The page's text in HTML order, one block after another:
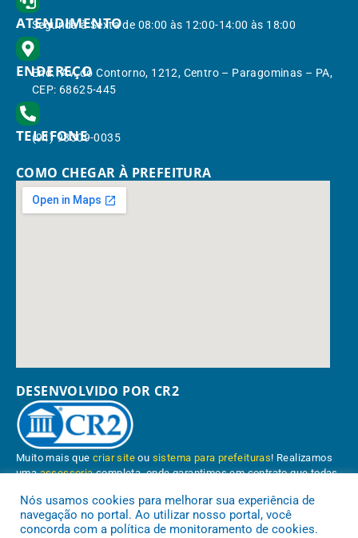
ATENDIMENTO
Segunda à Sexta de 08:00 às 12:00-14:00 às 18:00
ENDEREÇO
End.: Av. do Contorno, 1212, Centro – Paragominas – PA,
CEP: 68625-445
TELEFONE
(91) 98309-0035
COMO CHEGAR À PREFEITURA
DESENVOLVIDO POR CR2
Muito mais quecriar site ou sistema para prefeituras! Realizamos
umaassessoriacompleta, onde garantimos em contrato que todas
Conheça oPNTP e oRadar da Transparência Pública
Nós usamos cookies para melhorar sua experiência de
navegação no portal. Ao utilizar nosso portal, você
concorda com a política de monitoramento de cookies.